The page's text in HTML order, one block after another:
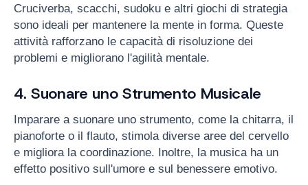
Cruciverba, scacchi, sudoku e altri giochi di strategia
sono ideali per mantenere la mente in forma. Queste
attività rafforzano le capacità di risoluzione dei
problemi e migliorano l'agilità mentale.
4. Suonare uno Strumento Musicale
Imparare a suonare uno strumento, come la chitarra, il
pianoforte o il flauto, stimola diverse aree del cervello
e migliora la coordinazione. Inoltre, la musica ha un
effetto positivo sull'umore e sul benessere emotivo.